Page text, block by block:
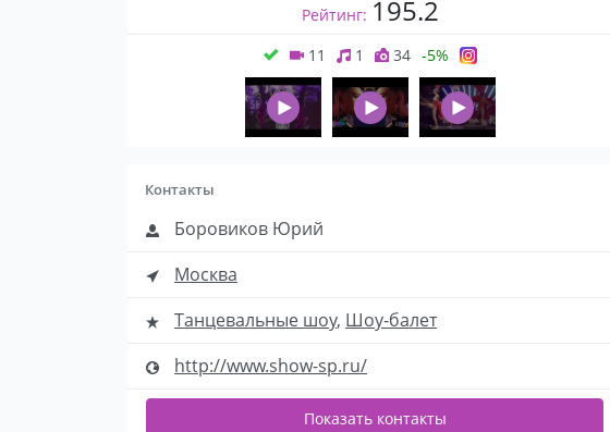
Рейтинг: 195.2
11 1 34 -5%
Контакты
Боровиков Юрий
Москва
Танцевальные шоу, Шоу-балет
http://www.show-sp.ru/
Показать контакты